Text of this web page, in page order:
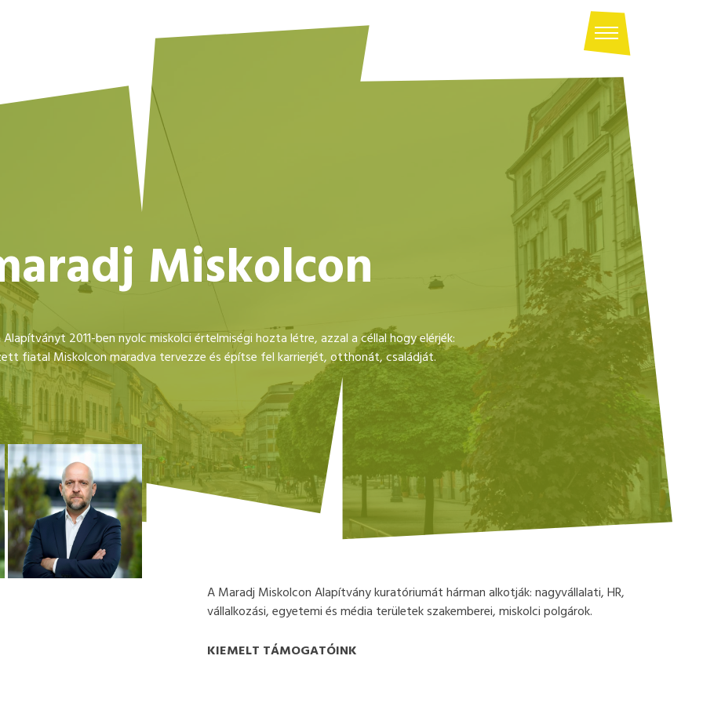
Miskolcon
2011-ben nyolc miskolci értelmiségi hozta létre, azzal a céllal hogy elérjék:
fiatal Miskolcon maradva tervezze és építse fel karrierjét, otthonát, családját.
A Maradj Miskolcon Alapítvány kuratóriumát hárman alkotják: nagyvállalati, HR,
vállalkozási, egyetemi és média területek szakemberei, miskolci polgárok.
KIEMELT TÁMOGATÓINK